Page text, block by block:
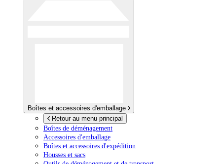
Boîtes et accessoires d'emballage
Retour au menu principal
Boîtes de déménagement
Accessoires d'emballage
Boîtes et accessoires d'expédition
Housses et sacs